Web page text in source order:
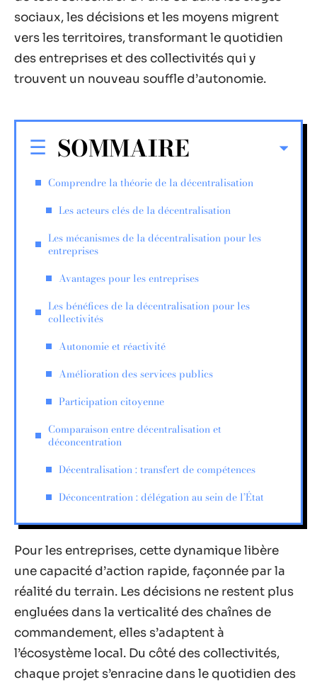
sociaux, les décisions et les moyens migrent
vers les territoires, transformant le quotidien
des entreprises et des collectivités qui y
trouvent un nouveau souffle d’autonomie.
SOMMAIRE
Comprendre la théorie de la décentralisation
Les acteurs clés de la décentralisation
Les mécanismes de la décentralisation pour les
entreprises
Avantages pour les entreprises
Les bénéfices de la décentralisation pour les
collectivités
Autonomie et réactivité
Amélioration des services publics
Participation citoyenne
Comparaison entre décentralisation et
déconcentration
Décentralisation : transfert de compétences
Déconcentration : délégation au sein de l’État
Pour les entreprises, cette dynamique libère
une capacité d’action rapide, façonnée par la
réalité du terrain. Les décisions ne restent plus
engluées dans la verticalité des chaînes de
commandement, elles s’adaptent à
l’écosystème local. Du côté des collectivités,
chaque projet s’enracine dans le quotidien des